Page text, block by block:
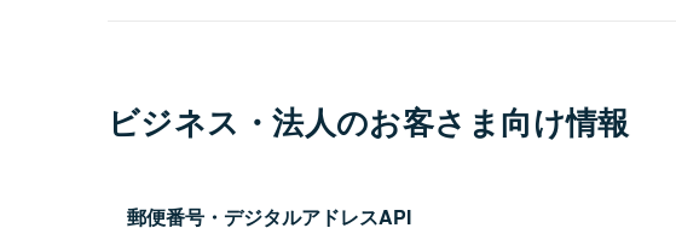
ビジネス・法人のお客さま向け情報
郵便番号・デジタルアドレスAPI